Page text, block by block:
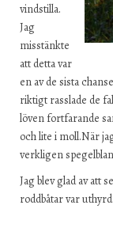
vindstilla.
Jag
misstänkte
att detta var
en av de sista
riktigt rasslade de
löven fortfarande
och lite i moll.När
verkligen
Jag blev glad av att
roddbåtar var